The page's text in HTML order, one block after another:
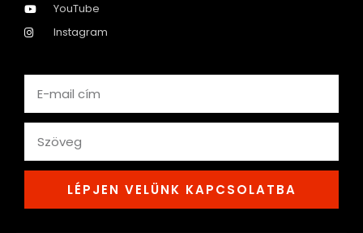
YouTube
Instagram
LÉPJEN VELÜNK KAPCSOLATBA